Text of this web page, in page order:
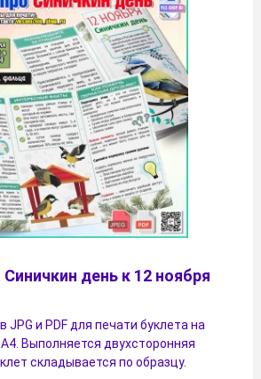
день к 12 ноября
JPG и PDF для печати буклета на
Выполняется двухсторонняя
складывается по образцу.